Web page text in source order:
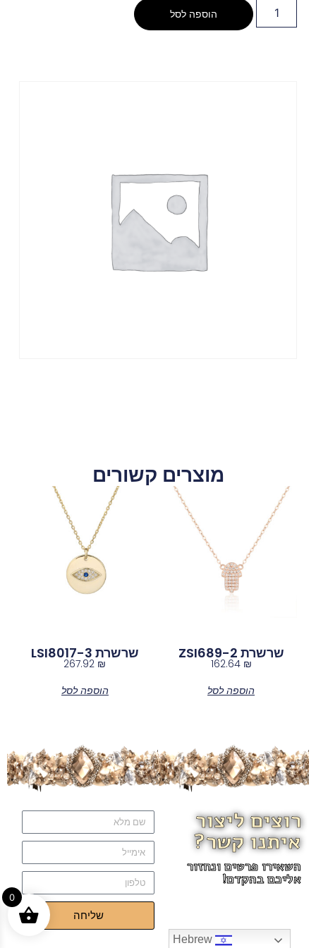
הוספה לסל
מוצרים קשורים
שרשרת ZSI689-2
162.64 ₪
הוספה לסל
שרשרת LSI8017-3
267.92 ₪
הוספה לסל
רוצים ליצור
איתנו קשר?
השאירו פרטים ונחזור
אליכם בהקדם!
שליחה
Hebrew
0